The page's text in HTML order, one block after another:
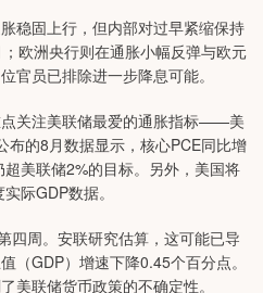
稳固上行，但内部对过早紧缩保持
欧洲央行则在通胀小幅反弹与欧元
官员已排除进一步降息可能。
关注美联储最爱的通胀指标——美
布的8月数据显示，核心PCE同比增
美联储2%的目标。另外，美国将
际GDP数据。
四周。安联研究估算，这可能已导
（GDP）增速下降0.45个百分点。
美联储货币政策的不确定性。